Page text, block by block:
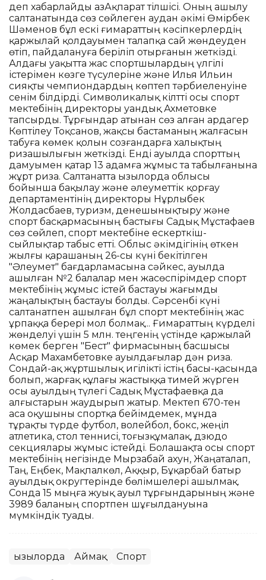
деп хабарлайды ҚазАқпарат тілшісі. Оның ашылу
салтанатында сөз сөйлеген аудан әкімі Өмірбек
Шәменов бұл ескі ғимараттың кәсіпкерлердің
қаржылай қолдауымен талапқа сай жөндеуден
өтіп, пайдалануға беріліп отырғанын жеткізді.
Алдағы уақытта жас спортшылардың үлгілі
істерімен көзге түсулеріне және Илья Ильин
сияқты чемпиондардың көптеп тәрбиеленуіне
сенім білдірді. Символикалық кілтті осы спорт
мектебінің директоры Қуандық Ахметовке
тапсырды. Тұрғындар атынан сөз алған ардагер
Көптілеу Тоқсанов, жақсы бастаманың жалғасын
табуға көмек қолын созғандарға халықтың
ризашылығын жеткізді. Енді ауылда спорттың
дамуымен қатар 13 адамға жұмыс та табылғанына
жұрт риза. Салтанатта Қызылорда облысы
бойынша бақылау және әлеуметтік қорғау
департаментінің директоры Нұрлыбек
Жолдасбаев, туризм, денешынықтыру және
спорт басқармасының бастығы Садық Мұстафаев
сөз сөйлеп, спорт мектебіне ескерткіш-
сыйлықтар табыс етті. Облыс әкімдігінің өткен
жылғы қарашаның 26-сы күні бекітілген
"Әлеумет" бағдарламасына сәйкес, ауылда
ашылған №2 балалар мен жасөспірімдер спорт
мектебінің жұмыс істей бастауы жағымды
жаңалықтың бастауы болды. Сәрсенбі күні
салтанатпен ашылған бұл спорт мектебінің жас
ұрпаққа берері мол болмақ... Ғимараттың күрделі
жөнделуі үшін 5 млн. теңгенің үстінде қаржылай
көмек берген "Бест" фирмасының басшысы
Асқар Махамбетовке ауылдағылар дән риза.
Сондай-ақ жұртшылық игілікті істің басы-қасында
болып, жарғақ құлағы жастыққа тимей жүрген
осы ауылдың түлегі Садық Мұстафаевқа да
алғыстарын жаудырып жатыр. Мектеп 670-тен
аса оқушыны спортқа бейімдемек, мұнда
тұрақты түрде футбол, волейбол, бокс, жеңіл
атлетика, стол теннисі, тоғызқұмалақ, дзюдо
секциялары жұмыс істейді. Болашақта осы спорт
мектебінің негізінде Мырзабай ахун, Жаңаталап,
Таң, Еңбек, Мақпалкөл, Аққыр, Бұқарбай батыр
ауылдық округтерінде бөлімшелері ашылмақ.
Сонда 15 мыңға жуық ауыл тұрғындарының және
3989 баланың спортпен шұғылдануына
мүмкіндік туады.
Қызылорда Аймақ Спорт